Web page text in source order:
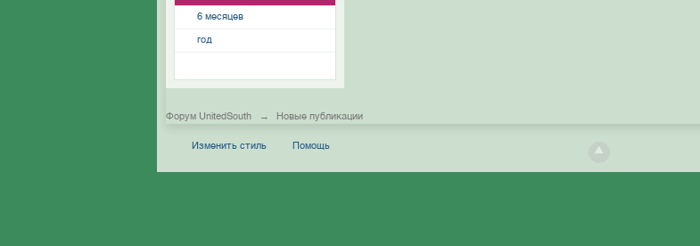
6 месяцев
год
Форум UnitedSouth → Новые публикации
Изменить стиль Помощь